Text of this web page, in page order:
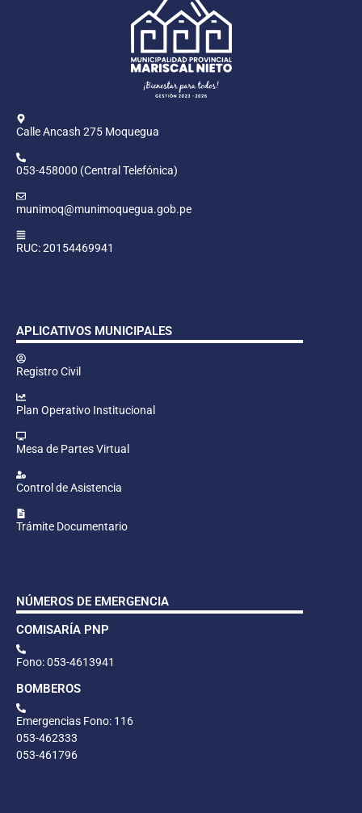
Calle Ancash 275 Moquegua
053-458000 (Central Telefónica)
munimoq@munimoquegua.gob.pe
RUC: 20154469941
APLICATIVOS MUNICIPALES
Registro Civil
Plan Operativo Institucional
Mesa de Partes Virtual
Control de Asistencia
Trámite Documentario
NÚMEROS DE EMERGENCIA
COMISARÍA PNP
Fono: 053-4613941
BOMBEROS
Emergencias Fono: 116
053-462333
053-461796